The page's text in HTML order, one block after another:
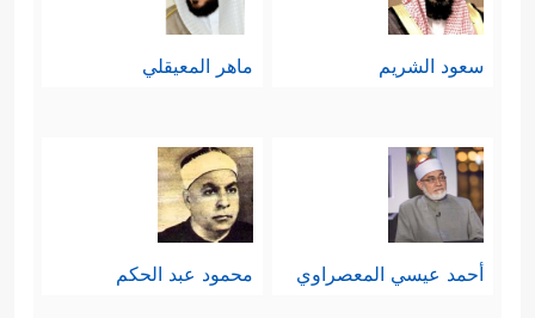
سعود الشريم ماهر المعيقلي
أحمد عيسي المعصراوي محمود عبد الحكم